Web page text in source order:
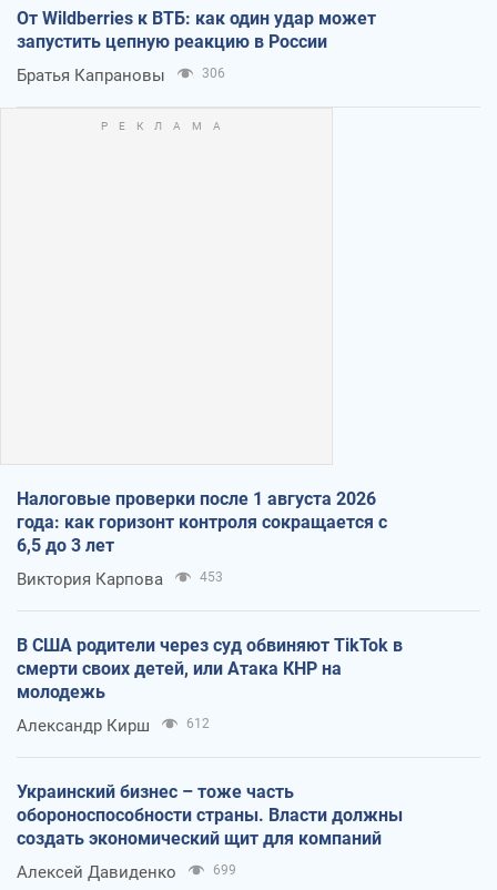
От Wildberries к ВТБ: как один удар может
запустить цепную реакцию в России
Братья Капрановы 306
Налоговые проверки после 1 августа 2026
года: как горизонт контроля сокращается с
6,5 до 3 лет
Виктория Карпова 453
В США родители через суд обвиняют TikTok в
смерти своих детей, или Атака КНР на
молодежь
Александр Кирш 612
Украинский бизнес – тоже часть
обороноспособности страны. Власти должны
создать экономический щит для компаний
Алексей Давиденко 699